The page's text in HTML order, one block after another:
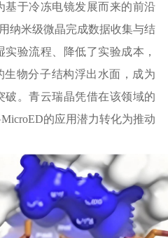
基于冷冻电镜发展而来的前沿
纳米级微晶完成数据收集与结
验流程、降低了实验成本，
生物分子结构浮出水面，成为
。青云瑞晶凭借在该领域的
的应用潜力转化为推动